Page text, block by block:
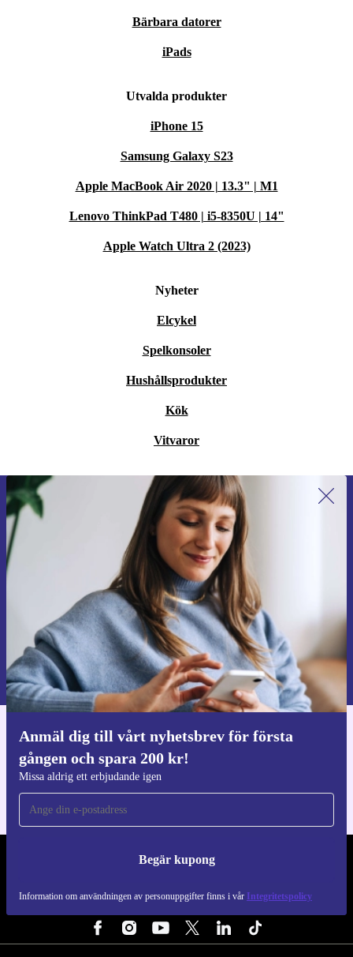
Bärbara datorer
iPads
Utvalda produkter
iPhone 15
Samsung Galaxy S23
Apple MacBook Air 2020 | 13.3" | M1
Lenovo ThinkPad T480 | i5-8350U | 14"
Apple Watch Ultra 2 (2023)
Nyheter
Elcykel
Spelkonsoler
Hushållsprodukter
Kök
Vitvaror
Anmäl dig till vårt nyhetsbrev för första
gången och spara 200 kr!
Missa aldrig ett erbjudande igen
Begär kupong
Information om användningen av personuppgifter finns i vår Integritetspolicy
Anmäl dig till vårt nyhetsbrev för
första gången och spara 200 kr!
Missa aldrig ett erbjudande igen.
Begär kupong
Information om användningen av personuppgifter finns i vår
Integritetspolicy
Ladda ner refurbed appen
För iOS och Android
REFURBED SVERIGE - RETHINK NEW.
FÖLJ OSS